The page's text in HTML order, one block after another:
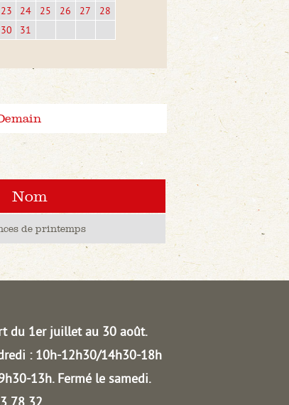
23 24 25 26 27
28
30 31
Nom
de printemps
du 1er juillet au 30 août.
: 10h-12h30/14h30-18h
13h. Fermé le samedi.